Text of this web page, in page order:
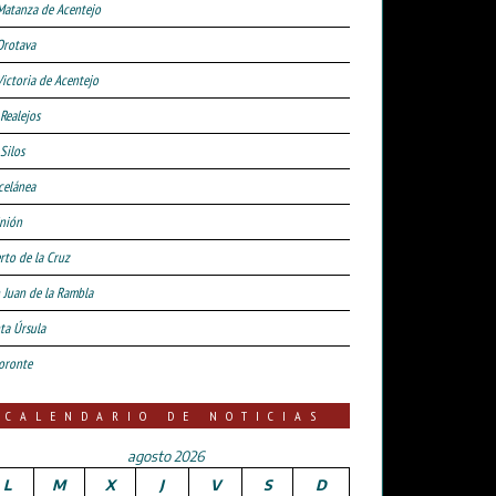
de Acentejo
de Acentejo
de la Cruz
Juan de la Rambla
Úrsula
CALENDARIO DE NOTICIAS
agosto 2026
L
M X J V S D